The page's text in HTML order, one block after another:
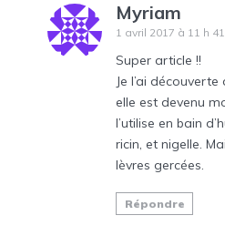
Myriam
1 avril 2017 à 11 h
Super article !!
Je l’ai
elle est devenu
l’utilise en bain
ricin, et nigelle.
lèvres gercées.
Répondre